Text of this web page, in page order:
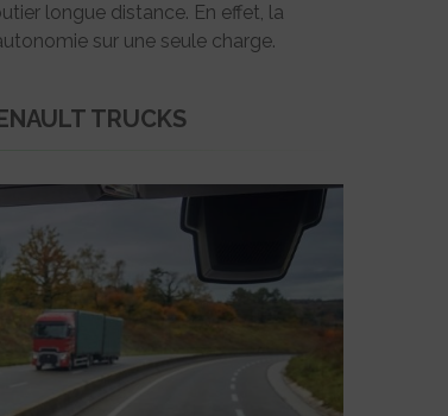
longue distance. En effet, la
sur une seule charge.
TRUCKS